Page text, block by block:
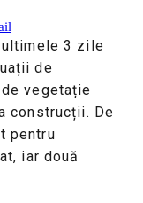
3 zile
de
vegetație
construcții. De
pentru
iar două